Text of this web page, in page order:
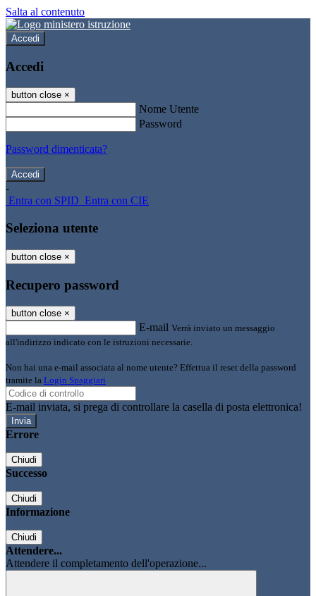
Salta al contenuto
Accedi
Accedi
button close ×
Nome Utente
Password
Password dimenticata?
-
Entra con SPID Entra con CIE
Seleziona utente
button close ×
Recupero password
button close ×
E-mail Verrà inviato un messaggio
all'indirizzo indicato con le istruzioni necessarie.
Non hai una e-mail associata al nome utente? Effettua il reset della password
tramite la Login Spaggiari
E-mail inviata, si prega di controllare la casella di posta elettronica!
Errore
Chiudi
Successo
Chiudi
Informazione
Chiudi
Attendere...
Attendere il completamento dell'operazione...